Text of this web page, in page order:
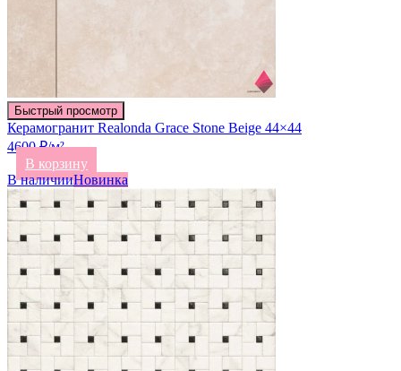
Быстрый просмотр
Керамогранит Realonda Grace Stone Beige 44×44
4600 ₽/м²
В корзину
В наличииНовинка